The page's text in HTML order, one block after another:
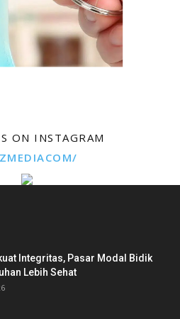
ON INSTAGRAM
Integritas, Pasar Modal Bidik
Lebih Sehat